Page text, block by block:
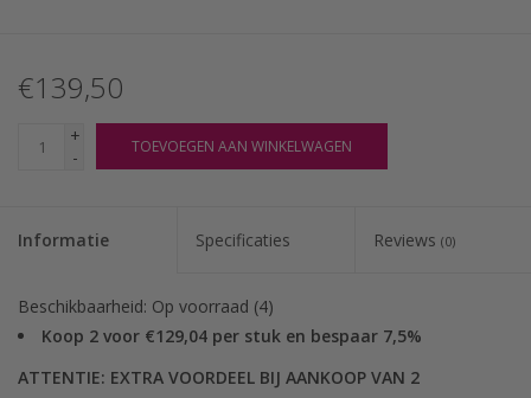
€139,50
+
-
TOEVOEGEN AAN WINKELWAGEN
Informatie Specificaties Reviews (0)
Beschikbaarheid: Op voorraad (4)
Koop 2 voor €129,04 per stuk en bespaar 7,5%
ATTENTIE: EXTRA VOORDEEL BIJ AANKOOP VAN 2